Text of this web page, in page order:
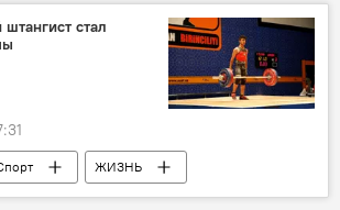
стал
ЖИЗНЬ
Новости мира